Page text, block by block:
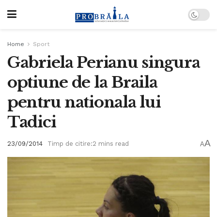
Home Sport
Gabriela Perianu singura
optiune de la Braila
pentru nationala lui
Tadici
23/09/2014 Timp de citire:2 mins read AA